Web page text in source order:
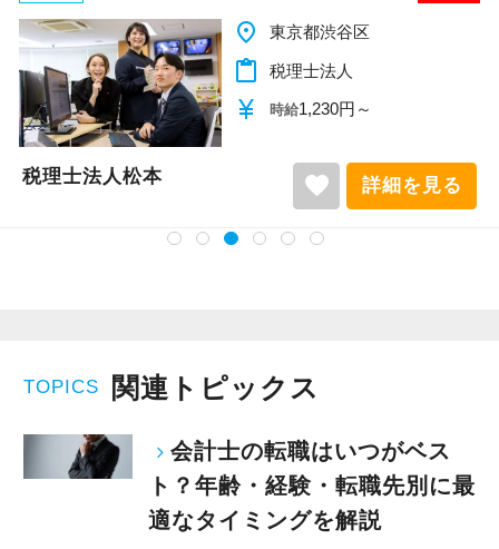
が、弊社は、非常に整然として落ち着いている
印象を感じます。
スタッフも若く人柄も大変良く、怖い先輩やお
局はいません。未経験者も多いためキャリアや
実力の差を感じることもなく安心して働ける環
境が整っていると思います。
選考の流れとしてはまずは書類選考を行い追っ
部分も全て開示させていただき、それをもって
皆様に弊社を判断いただくスタイルをとってい
ます。
面接にいらっしゃった方が「物凄く驚かされ
た」という感想を持つ方がかなりいますので、
是非とも一度弊社をご見学に来てください。
place 千葉県柏市
content_paste 税理士法人
currency_yen 時給1,140円～
税理士法人松本 favorite 詳細を見る
TOPICS 関連トピックス
会計士の転職はいつがベス
ト？年齢・経験・転職先別に最
適なタイミングを解説